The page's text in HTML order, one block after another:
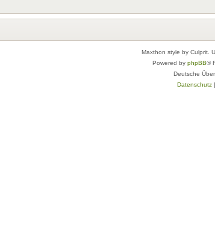
Maxthon style by Culprit.
Powered by phpBB®
Deutsche
Datenschutz|